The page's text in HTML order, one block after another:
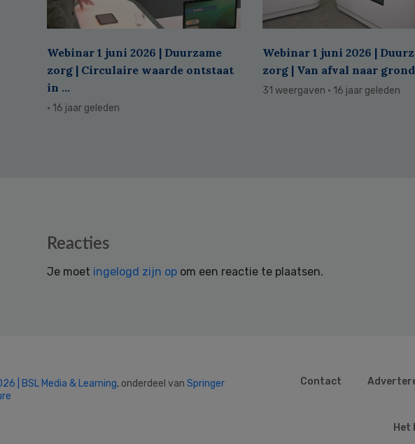
Webinar 1 juni 2026 | Duurzame
zorg | Circulaire waarde ontstaat
in ...
· 16 jaar geleden
Webinar 1 juni 2026 |
zorg | Van afval naar
31 weergaven · 16 jaar geleden
Reacties
Je moet ingelogd zijn op om een reactie te plaatsen.
| BSL Media & Learning, onderdeel van Springer
Contact
Het